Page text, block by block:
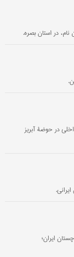
در استان بصره.
در حوضۀ آبریز
ایران؛